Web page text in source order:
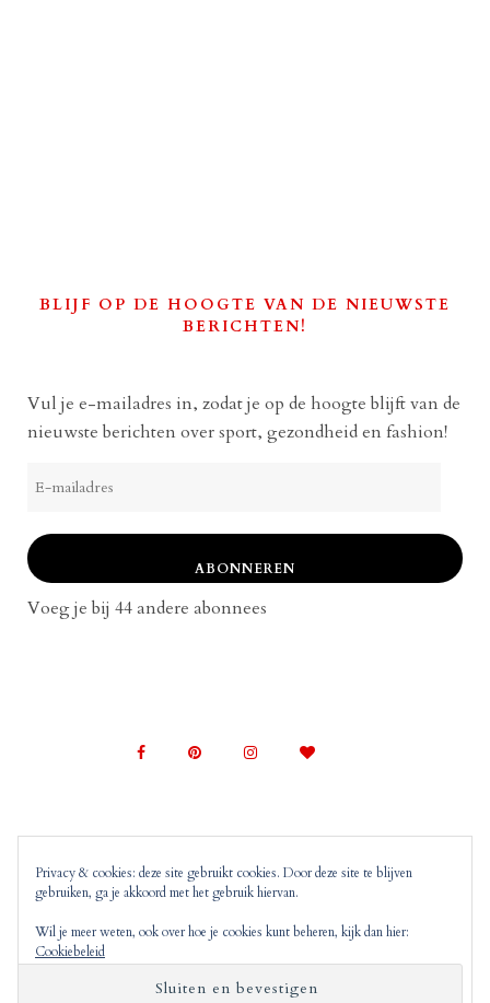
BLIJF OP DE HOOGTE VAN DE NIEUWSTE
BERICHTEN!
Vul je e-mailadres in, zodat je op de hoogte blijft van de
nieuwste berichten over sport, gezondheid en fashion!
mailadres
ABONNEREN
Voeg je bij 44 andere abonnees
© 2022 Mom on Top |Copyright, Disclaimer en
PrivacyverklaringMom on Top bevat advertenties en
‘monitized of affiliated’ links. Dit wil zeggen dat
wanneer jij op deze links klikt, wij hier mogelijk
Privacy & cookies: deze site gebruikt cookies. Door deze site te blijven
gebruiken, ga je akkoord met het gebruik hiervan.
Wil je meer weten, ook over hoe je cookies kunt beheren, kijk dan hier:
Cookiebeleid